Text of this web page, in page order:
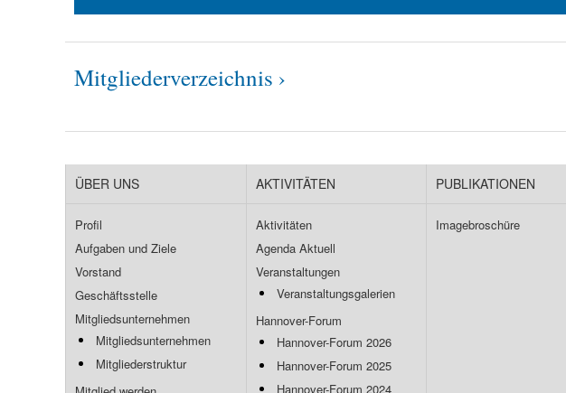
Mitgliederverzeichnis ›
ÜBER UNS
Profil
Aufgaben und Ziele
Vorstand
Geschäftsstelle
Mitgliedsunternehmen
Mitgliedsunternehmen
Mitgliederstruktur
AKTIVITÄTEN
Aktivitäten
Agenda Aktuell
Veranstaltungen
Veranstaltungsgalerien
Hannover-Forum
Hannover-Forum 2026
Hannover-Forum 2025
Hannover-Forum 2024
PUBLIKATIONEN
Imagebroschüre